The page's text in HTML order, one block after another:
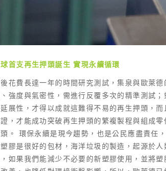
首支再生押頭誕生實現永續循環
花費長達一年的時間研究測試，集泉與歐萊
強度與氣密性，需進行反覆多次的精準測試
展性，才得以成就這難得不易的再生押頭，
，才能成功突破再生押頭的繁複製程與組成
。 環保永續是現今趨勢，也是公民應盡責任
膠是很好的包材，海洋垃圾的製造，起源於
如果我們能減少不必要的新塑膠使用，並將